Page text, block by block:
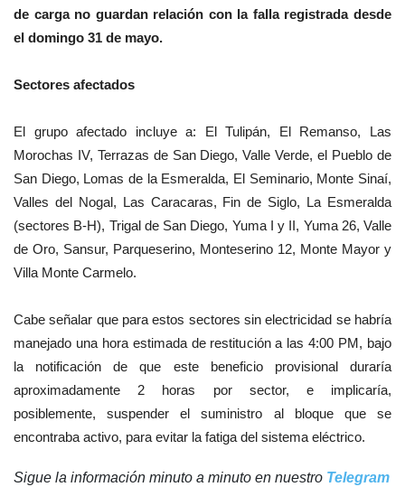
de carga no guardan relación con la falla registrada desde
el domingo 31 de mayo.
Sectores afectados
El grupo afectado incluye a: El Tulipán, El Remanso, Las
Morochas IV, Terrazas de San Diego, Valle Verde, el Pueblo de
San Diego, Lomas de la Esmeralda, El Seminario, Monte Sinaí,
Valles del Nogal, Las Caracaras, Fin de Siglo, La Esmeralda
(sectores B-H), Trigal de San Diego, Yuma I y II, Yuma 26, Valle
de Oro, Sansur, Parqueserino, Monteserino 12, Monte Mayor y
Villa Monte Carmelo.
Cabe señalar que para estos sectores sin electricidad se habría
manejado una hora estimada de restitución a las 4:00 PM, bajo
la notificación de que este beneficio provisional duraría
aproximadamente 2 horas por sector, e implicaría,
posiblemente, suspender el suministro al bloque que se
encontraba activo, para evitar la fatiga del sistema eléctrico.
Sigue la información minuto a minuto en nuestro Telegram